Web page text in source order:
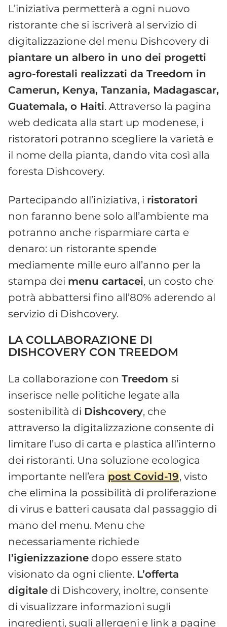
L’iniziativa permetterà a ogni nuovo
ristorante che si iscriverà al servizio di
digitalizzazione del menu Dishcovery di
piantare un albero in uno dei progetti
agro-forestali realizzati da Treedom in
Camerun, Kenya, Tanzania, Madagascar,
Guatemala, o Haiti. Attraverso la pagina
web dedicata alla start up modenese, i
ristoratori potranno scegliere la varietà e
il nome della pianta, dando vita così alla
foresta Dishcovery.
Partecipando all’iniziativa, i ristoratori
non faranno bene solo all’ambiente ma
potranno anche risparmiare carta e
denaro: un ristorante spende
mediamente mille euro all’anno per la
stampa dei menu cartacei, un costo che
potrà abbattersi fino all’80% aderendo al
servizio di Dishcovery.
LA COLLABORAZIONE DI
DISHCOVERY CON TREEDOM
La collaborazione con Treedom si
inserisce nelle politiche legate alla
sostenibilità di Dishcovery, che
attraverso la digitalizzazione consente di
limitare l’uso di carta e plastica all’interno
dei ristoranti. Una soluzione ecologica
importante nell’era post Covid-19, visto
che elimina la possibilità di proliferazione
di virus e batteri causata dal passaggio di
mano del menu. Menu che
necessariamente richiede
l’igienizzazione dopo essere stato
visionato da ogni cliente. L’offerta
digitale di Dishcovery, inoltre, consente
di visualizzare informazioni sugli
ingredienti, sugli allergeni e link a pagine